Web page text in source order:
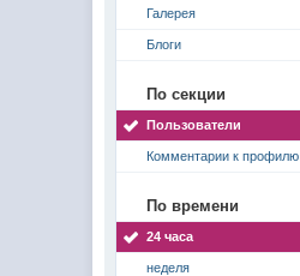
Галерея
Блоги
По секции
Пользователи
Комментарии к профилю
По времени
24 часа
неделя